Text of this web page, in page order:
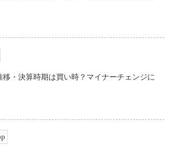
移・決算時期は買い時？マイナーチェンジに